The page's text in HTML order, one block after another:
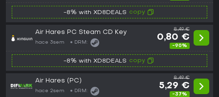
-8% with XD8DEALS copy
Air Hares PC Steam CD Key
hace 3sem DRM:
8,49 €
0,80 €
-90%
-8% with XD8DEALS copy
Air Hares (PC)
hace 2sem DRM:
8,49 €
5,29 €
-37%